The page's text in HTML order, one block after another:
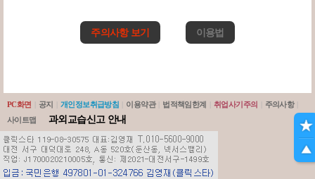
주의사항 보기 이용법
PC화면 공지 개인정보취급방침 이용약관 법적책임한계 취업사기주의 주의사항
사이트맵
과외교습신고 안내